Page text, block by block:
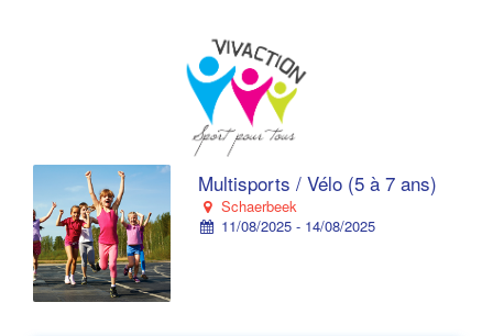
Multisports / Vélo (5 à 7 ans)
Schaerbeek
11/08/2025 - 14/08/2025